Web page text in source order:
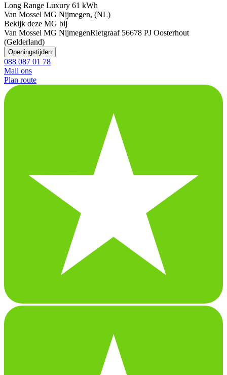
Long Range Luxury 61 kWh
Van Mossel MG Nijmegen, (NL)
Bekijk deze MG bij
Van Mossel MG NijmegenRietgraaf 56678 PJ Oosterhout
(Gelderland)
Openingstijden
088 087 01 78
Mail ons
Plan route